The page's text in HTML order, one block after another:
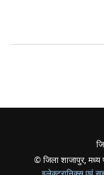
© जिला शाजापुर, मध्य